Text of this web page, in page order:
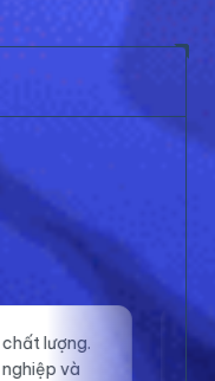
livestream ổn định, giúp
lên sóng và tương tác